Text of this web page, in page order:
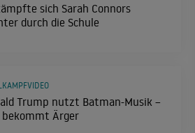
sich Sarah Connors
durch die Schule
Trump nutzt Batman-Musik –
bekommt Ärger